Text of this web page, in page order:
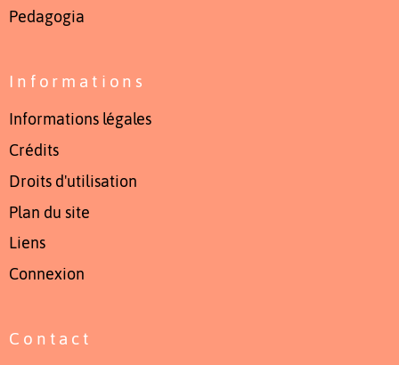
Pedagogia
Informations
Informations légales
Crédits
Droits d'utilisation
Plan du site
Liens
Connexion
Contact